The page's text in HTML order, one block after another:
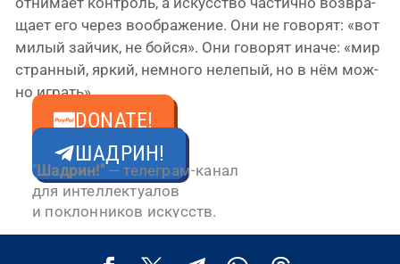
ща­ет его через вооб­ра­же­ние. Они не гово­рят: «вот
милый зай­чик, не бой­ся». Они гово­рят ина­че: «мир
стран­ный, яркий, немно­го неле­пый, но в нём мож­
но играть».
DONATE!
ШАДРИН!
"Шадрин!" — телеграм-канал
для интеллектуалов
и поклонников искусств.